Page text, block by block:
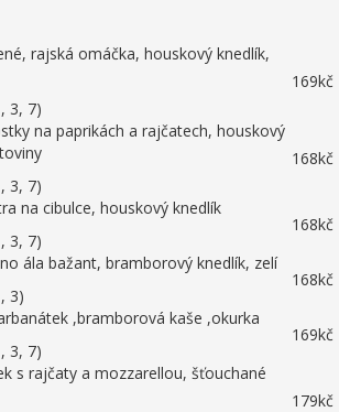
rajská omáčka, houskový knedlík,
3, 7)
169kč
na paprikách a rajčatech, houskový
3, 7)
168kč
na cibulce, houskový knedlík
3, 7)
168kč
ála bažant, bramborový knedlík, zelí
3)
168kč
,bramborová kaše ,okurka
3, 7)
169kč
s rajčaty a mozzarellou, šťouchané
179kč